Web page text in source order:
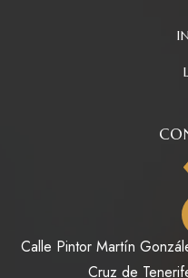
Calle Pintor Martín
Cruz de